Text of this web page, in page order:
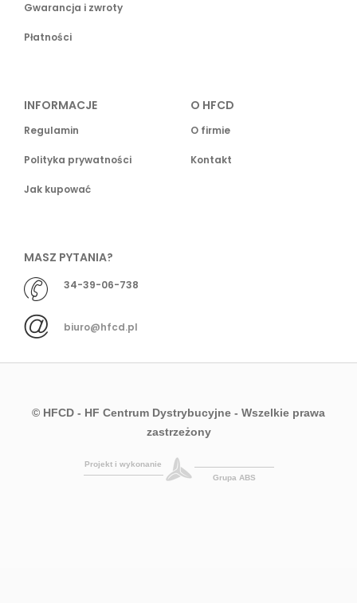
Gwarancja i zwroty
Płatności
INFORMACJE
Regulamin
Polityka prywatności
Jak kupować
O HFCD
O firmie
Kontakt
MASZ PYTANIA?
34-39-06-738
biuro@hfcd.pl
© HFCD - HF Centrum Dystrybucyjne - Wszelkie prawa
zastrzeżony
Projekt i wykonanie
Grupa ABS